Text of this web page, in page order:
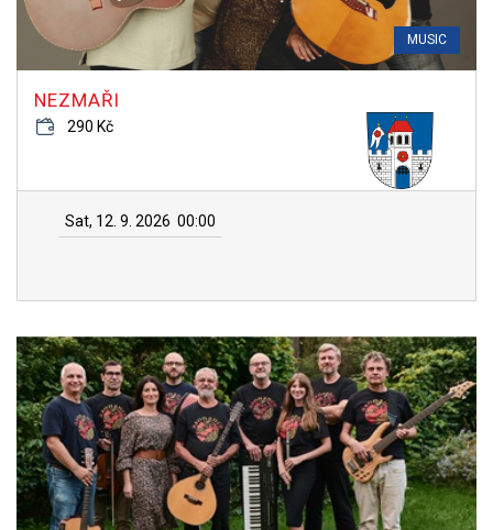
MUSIC
NEZMAŘI
290 Kč
Sat, 12. 9. 2026 00:00